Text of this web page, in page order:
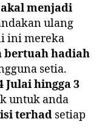
menjadi
ulang
ini mereka
bertuah hadiah
setia.
Julai hingga 3
untuk anda
terhad setiap